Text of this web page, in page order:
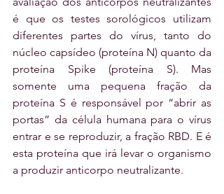
é que os testes sorológicos utilizam
diferentes partes do vírus, tanto do
núcleo capsídeo (proteína N) quanto da
proteína Spike (proteína S). Mas
somente uma pequena fração da
proteína S é responsável por “abrir as
portas” da célula humana para o vírus
entrar e se reproduzir, a fração RBD. E é
esta proteína que irá levar o organismo
a produzir anticorpo neutralizante.